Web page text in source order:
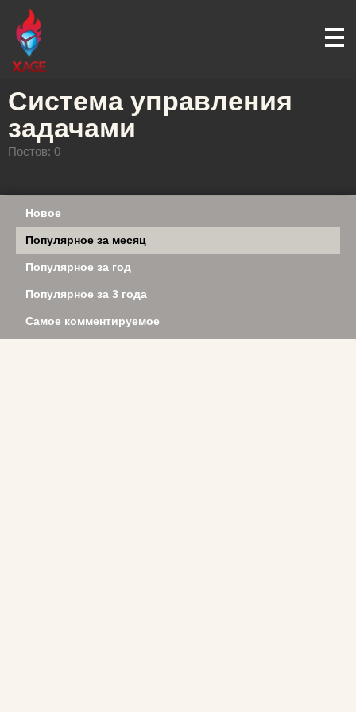
Система управления
задачами
Постов: 0
Новое
Популярное за месяц
Популярное за год
Популярное за 3 года
Самое комментируемое